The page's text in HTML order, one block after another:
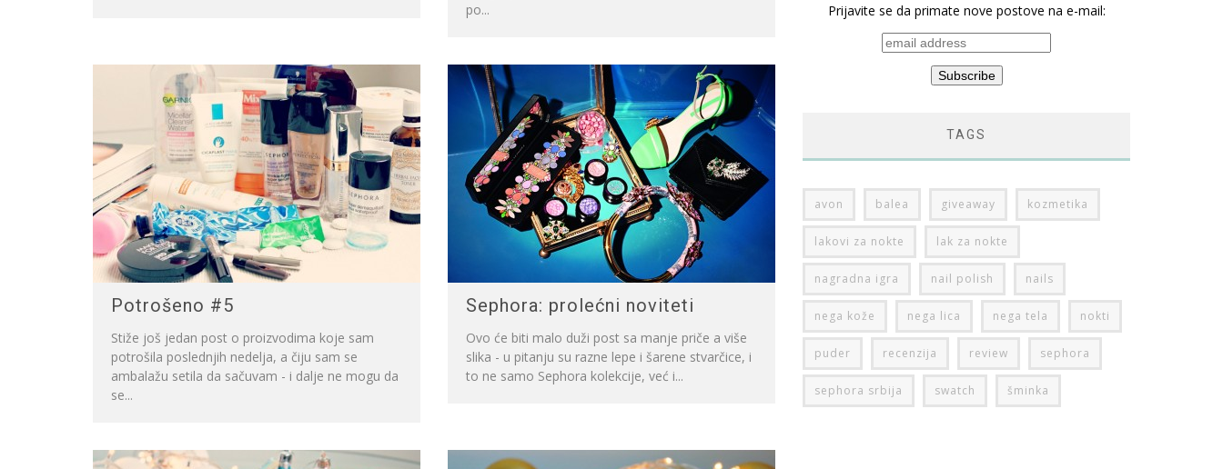
po...
Potrošeno #5
Stiže još jedan post o proizvodima koje sam
potrošila poslednjih nedelja, a čiju sam se
ambalažu setila da sačuvam - i dalje ne mogu da
se...
Sephora: prolećni noviteti
Ovo će biti malo duži post sa manje priče a više
slika - u pitanju su razne lepe i šarene stvarčice, i
to ne samo Sephora kolekcije, već i...
Prijavite se da primate nove postove na e-mail:
TAGS
avon balea giveaway kozmetika
lakovi za nokte lak za nokte
nagradna igra nail polish nails
nega kože nega lica nega tela nokti
puder recenzija review sephora
sephora srbija swatch šminka